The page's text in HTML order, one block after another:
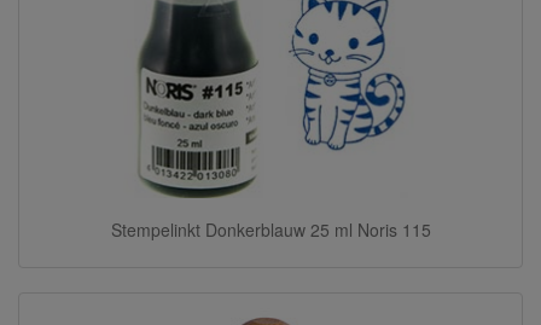
Stempelinkt Donkerblauw 25 ml Noris 115